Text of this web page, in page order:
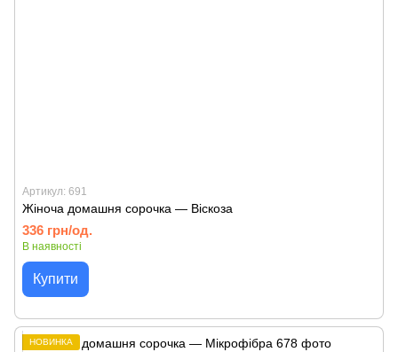
Артикул: 691
Жіноча домашня сорочка — Віскоза
336 грн/од.
В наявності
Купити
НОВИНКА